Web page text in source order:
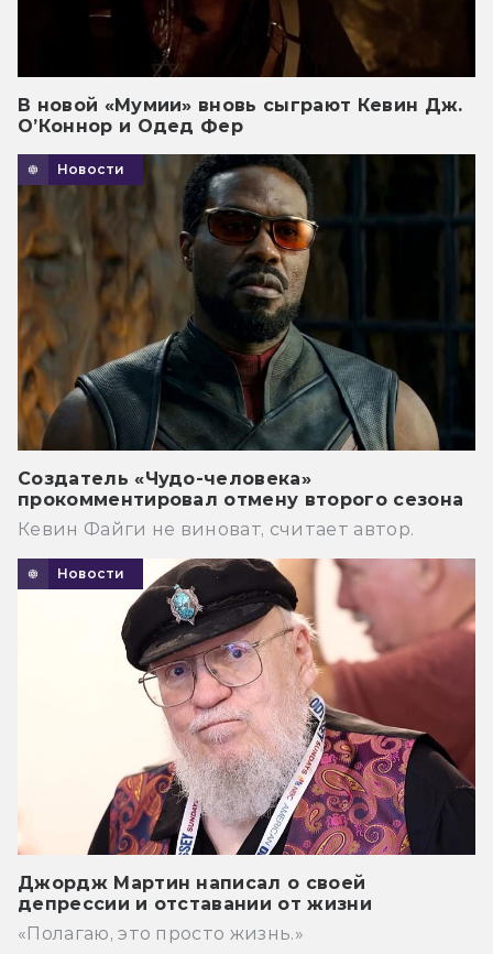
В новой «Мумии» вновь сыграют Кевин Дж.
О’Коннор и Одед Фер
Новости
Создатель «Чудо-человека»
прокомментировал отмену второго сезона
Кевин Файги не виноват, считает автор.
Новости
Джордж Мартин написал о своей
депрессии и отставании от жизни
«Полагаю, это просто жизнь.»